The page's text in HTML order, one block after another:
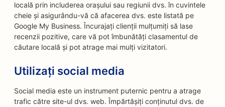
locală prin includerea orașului sau regiunii dvs. în cuvintele
cheie și asigurându-vă că afacerea dvs. este listată pe
Google My Business. Încurajați clienții mulțumiți să lase
recenzii pozitive, care vă pot îmbunătăți clasamentul de
căutare locală și pot atrage mai mulți vizitatori.
Utilizați social media
Social media este un instrument puternic pentru a atrage
trafic către site-ul dvs. web. Împărtășiți conținutul dvs. de